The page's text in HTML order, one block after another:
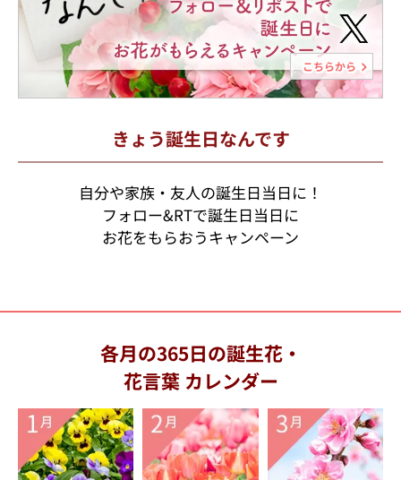
こちらから
きょう誕生日なんです
自分や家族・友人の誕生日当日に！
フォロー&RTで誕生日当日に
お花をもらおうキャンペーン
各月の365日の誕生花・
花言葉 カレンダー